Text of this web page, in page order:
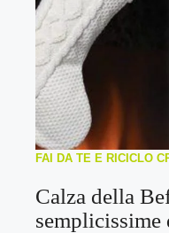
FAI DA TE E RICICLO
Calza della
semplicissime